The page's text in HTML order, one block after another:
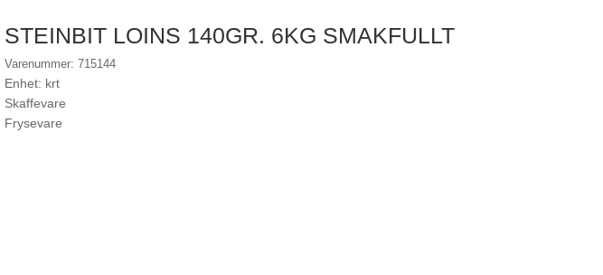
STEINBIT LOINS 140GR. 6KG SMAKFULLT
Varenummer: 715144
Enhet: krt
Skaffevare
Frysevare